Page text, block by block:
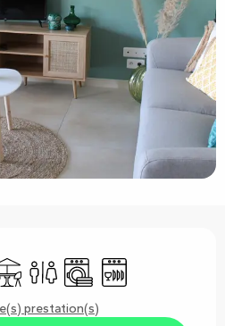
ToilettesLave lingeLave vaisselle
prestation(s)